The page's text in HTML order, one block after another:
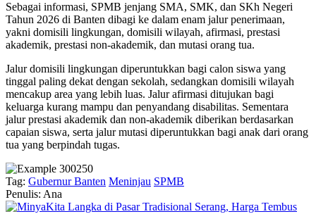
Sebagai informasi, SPMB jenjang SMA, SMK, dan SKh Negeri
Tahun 2026 di Banten dibagi ke dalam enam jalur penerimaan,
yakni domisili lingkungan, domisili wilayah, afirmasi, prestasi
akademik, prestasi non-akademik, dan mutasi orang tua.
Jalur domisili lingkungan diperuntukkan bagi calon siswa yang
tinggal paling dekat dengan sekolah, sedangkan domisili wilayah
mencakup area yang lebih luas. Jalur afirmasi ditujukan bagi
keluarga kurang mampu dan penyandang disabilitas. Sementara
jalur prestasi akademik dan non-akademik diberikan berdasarkan
capaian siswa, serta jalur mutasi diperuntukkan bagi anak dari orang
tua yang berpindah tugas.
Tag: Gubernur Banten Meninjau SPMB
Penulis: Ana